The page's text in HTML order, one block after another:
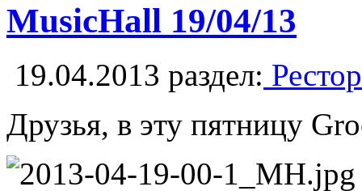
MusicHall 19/04/13
19.04.2013 раздел:
Друзья, в эту пятницу